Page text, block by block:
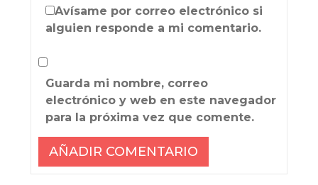
Avísame por correo electrónico si
alguien responde a mi comentario.
Guarda mi nombre, correo
electrónico y web en este navegador
para la próxima vez que comente.